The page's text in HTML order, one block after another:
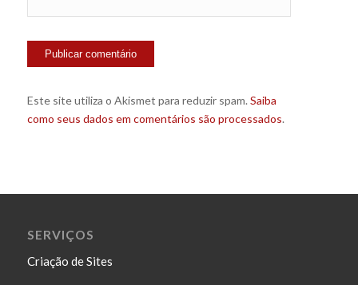
Este site utiliza o Akismet para reduzir spam.Saiba
como seus dados em comentários são processados.
SERVIÇOS
Criação de Sites